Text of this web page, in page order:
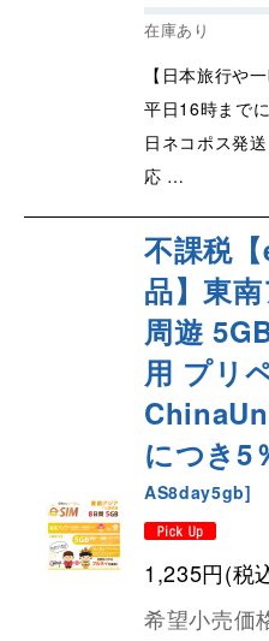
在庫あり
【日本旅行や
平日16時まで
日ネコポス発
応 …
不課税
品】東
周遊
用 プリ
につき5
AS8day5gb]
1,235円(税
希望小売価